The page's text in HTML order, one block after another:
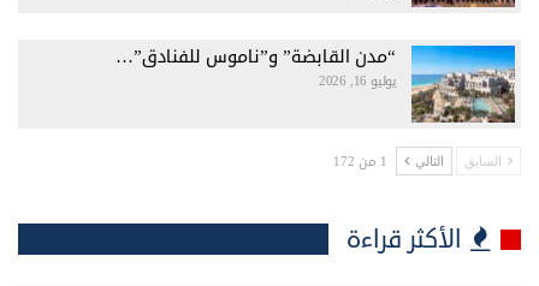
“مدن القابضة” و”ناموس للفنادق”…
يوليو 16, 2026
السابق التالي 1 من 172
الأكثر قراءة